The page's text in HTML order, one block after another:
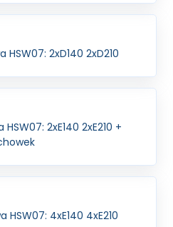
2xD140 2xD210
2xE140 2xE210 +
4xE140 4xE210